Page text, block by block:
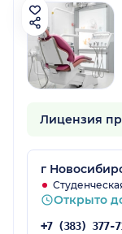
Лицензия
г
Открыто